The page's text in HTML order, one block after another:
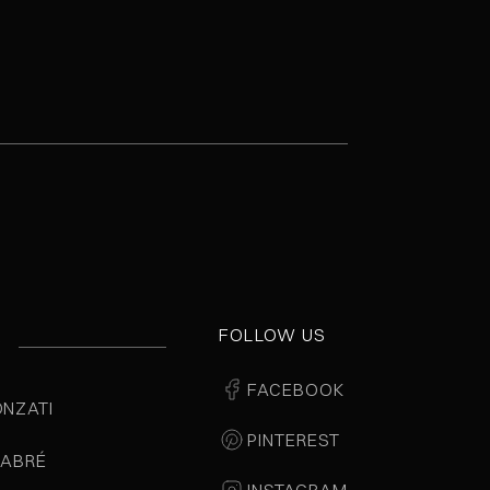
FOLLOW US
FACEBOOK
PINTEREST